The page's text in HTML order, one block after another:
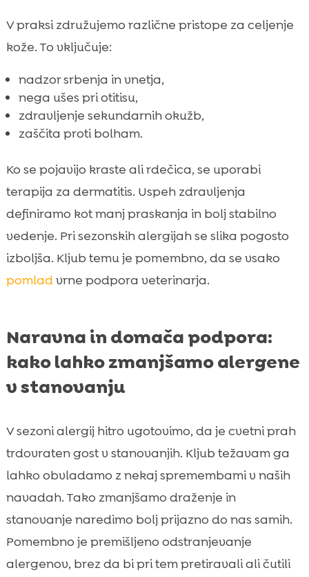
V praksi združujemo različne pristope za celjenje
kože. To vključuje:
nadzor srbenja in vnetja,
nega ušes pri otitisu,
zdravljenje sekundarnih okužb,
zaščita proti bolham.
Ko se pojavijo kraste ali rdečica, se uporabi
terapija za dermatitis. Uspeh zdravljenja
definiramo kot manj praskanja in bolj stabilno
vedenje. Pri sezonskih alergijah se slika pogosto
izboljša. Kljub temu je pomembno, da se vsako
pomladvrne podpora veterinarja.
Naravna in domača podpora:
kako lahko zmanjšamo alergene
v stanovanju
V sezoni alergij hitro ugotovimo, da je cvetni prah
trdovraten gost v stanovanjih. Kljub težavam ga
lahko obvladamo z nekaj spremembami v naših
navadah. Tako zmanjšamo draženje in
stanovanje naredimo bolj prijazno do nas samih.
Pomembno je premišljeno odstranjevanje
alergenov, brez da bi pri tem pretiravali ali čutili